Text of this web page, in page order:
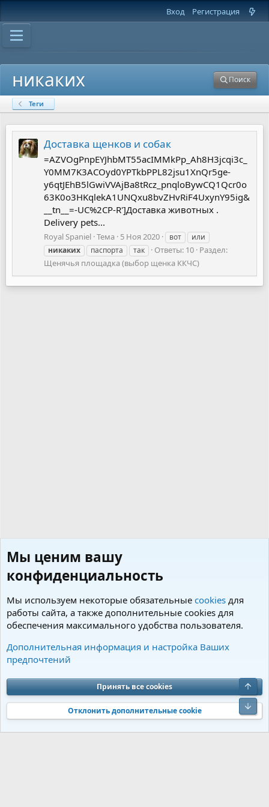
Вход Регистрация
никаких Поиск
Теги
Доставка щенков и собак
=AZVOgPnpEYJhbMT55acIMMkPp_Ah8H3jcqi3c_
Y0MM7K3ACOyd0YPTkbPPL82jsu1XnQr5ge-
y6qtJEhB5lGwiVVAjBa8tRcz_pnqloBywCQ1Qcr0o
63K0o3HKqlekA1UNQxu8bvZHvRiF4UxynY95ig&
__tn__=-UC%2CP-R']Доставка животных .
Delivery pets...
Royal Spaniel Тема 5 Ноя 2020 вот
или
никаких
паспорта так Ответы: 10 Раздел:
Щенячья площадка (выбор щенка ККЧС)
Теги
Cookies Charm by DCom
Обратная связь
Условия и правила
Политика конфиденциальности
Помощь
S
S
Community platform by XenForo® © 2010-2026 XenForo Ltd. Перевод от
Jumuro®|Media embeds via s9e/MediaSites
Мы ценим вашу
конфиденциальность
Мы используем некоторые обязательные cookies для
работы сайта, а также дополнительные cookies для
обеспечения максимального удобства пользователя.
Дополнительная информация и настройка Ваших
предпочтений
Принять все cookies
Отклонить дополнительные cookie
Верх
Низ